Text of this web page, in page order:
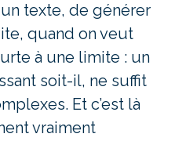
texte, de générer
quand on veut
à une limite : un
soit-il, ne suffit
Et c’est là
vraiment